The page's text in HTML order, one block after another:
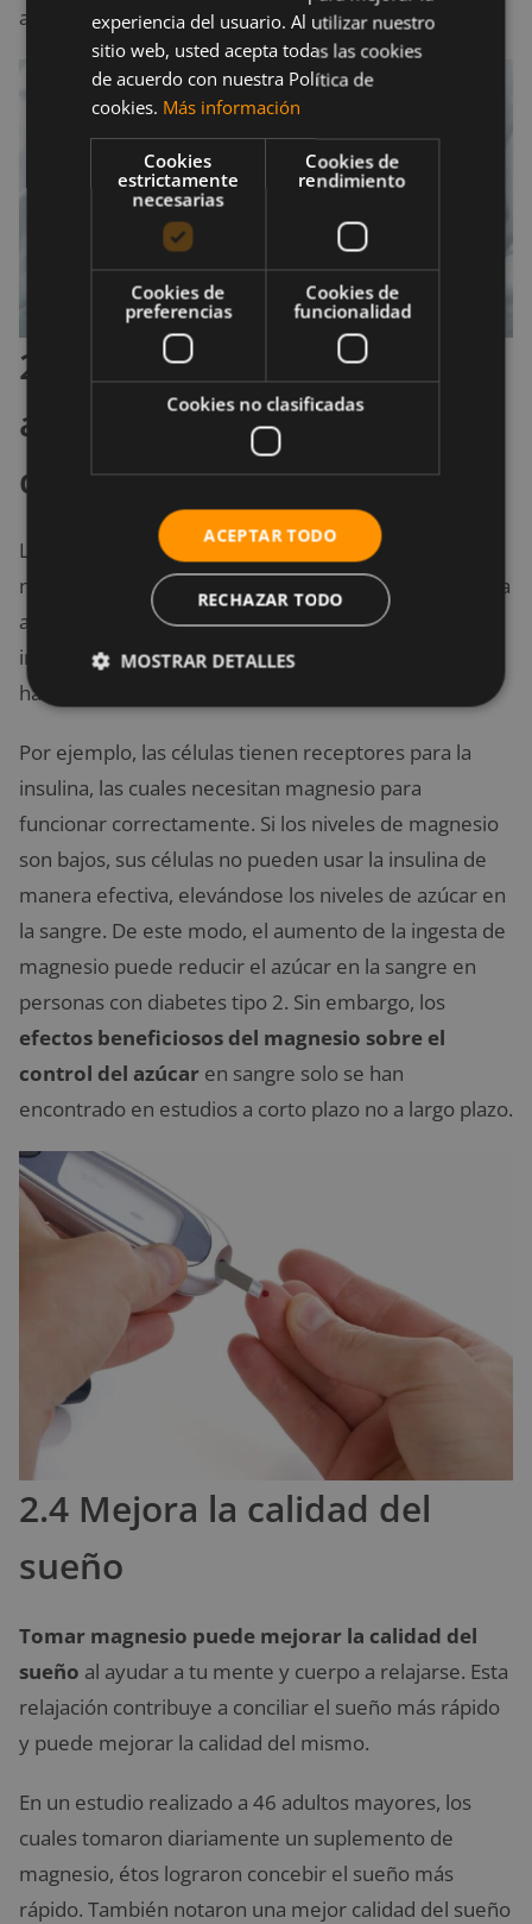
arterial.
2.3 Mejora el control del
azúcar en la sangre en la
diabetes tipo 2
Las personas con diabetes tipo 2 a menudo tienen
niveles bajos de magnesio, lo cual puede empeorar la
afección ya que el magnesio ayuda a regular la
insulina, trasladando el azúcar fuera de la sangre
hacia las células para su almacenamiento.
Por ejemplo, las células tienen receptores para la
insulina, las cuales necesitan magnesio para
funcionar correctamente. Si los niveles de magnesio
son bajos, sus células no pueden usar la insulina de
manera efectiva, elevándose los niveles de azúcar en
la sangre. De este modo, el aumento de la ingesta de
magnesio puede reducir el azúcar en la sangre en
personas con diabetes tipo 2. Sin embargo, los
efectos beneficiosos del magnesio sobre el
control del azúcar en sangre solo se han
encontrado en estudios a corto plazo no a largo plazo.
2.4 Mejora la calidad del
sueño
Tomar magnesio puede mejorar la calidad del
sueño al ayudar a tu mente y cuerpo a relajarse. Esta
relajación contribuye a conciliar el sueño más rápido
y puede mejorar la calidad del mismo.
En un estudio realizado a 46 adultos mayores, los
cuales tomaron diariamente un suplemento de
magnesio, étos lograron concebir el sueño más
rápido. También notaron una mejor calidad del sueño
experiencia del usuario. Al utilizar nuestro
sitio web, usted acepta todas las cookies
de acuerdo con nuestra Política de
cookies. Más información
Cookies
estrictamente
necesarias
Cookies de
rendimiento
Cookies de
preferencias
Cookies de
funcionalidad
Cookies no clasificadas
ACEPTAR TODO
RECHAZAR TODO
MOSTRAR DETALLES